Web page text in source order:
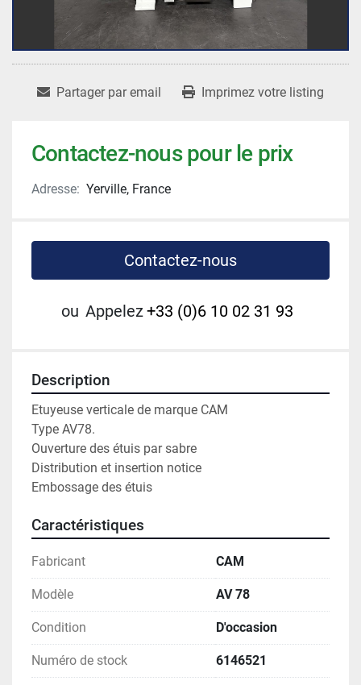
Partager par email Imprimez votre listing
Contactez-nous pour le prix
Adresse: Yerville, France
Contactez-nous
ou Appelez+33 (0)6 10 02 31 93
Description
Etuyeuse verticale de marque CAM
Type AV78.
Ouverture des étuis par sabre
Distribution et insertion notice
Embossage des étuis
Caractéristiques
Fabricant CAM
Modèle AV 78
Condition D'occasion
Numéro de stock 6146521